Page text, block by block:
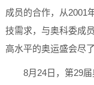
成员的合作，从2001
技需求，与奥科委成
高水平的奥运盛会尽
8月24日，第29届